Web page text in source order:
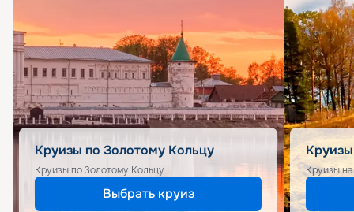
Круизы по Золотому Кольцу
Круизы по Золотому Кольцу
Выбрать круиз
Круизы